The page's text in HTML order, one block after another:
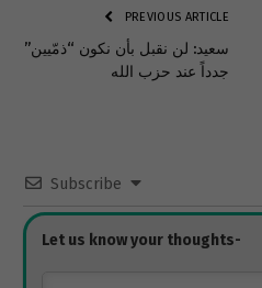
PREVIOUS ARTICLE
سعيد: لن نقبل بأن نكون “ذمّيين”
جدداً عند حزب الله
Subscribe